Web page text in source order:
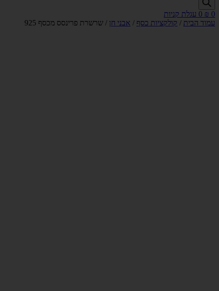
₪ 0
0 עגלת קניות
עמוד הבית / קולקציות כסף / אבני חן / שרשרת פרינסס מכסף 925